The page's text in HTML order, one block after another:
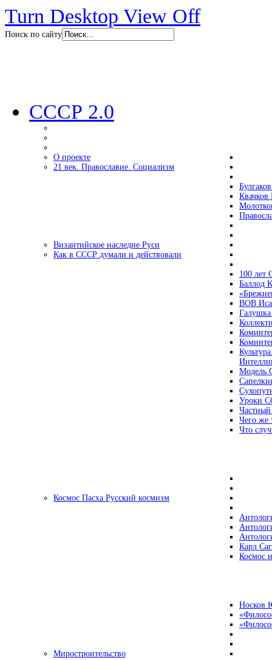
Turn Desktop View Off
Поиск по сайту
СССР 2.0
О проекте
21 век. Православие. Социализм
Византийское наследие Руси
Как в СССР думали и действовали
100 лет
Баллод
ВОВ
Модель
Уроки
Чего же
Что
Космос Пасха Русский космизм
Карл
Космос
Носков
Миростроительство